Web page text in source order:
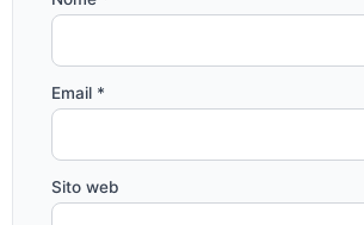
Email *
Sito web